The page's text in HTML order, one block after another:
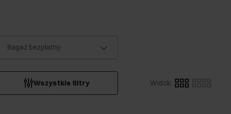
Bagaż bezpłatny
Wszystkie filtry Widok: